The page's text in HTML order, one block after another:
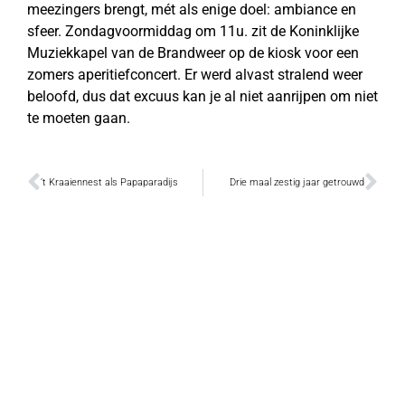
meezingers brengt, mét als enige doel: ambiance en
sfeer. Zondagvoormiddag om 11u. zit de Koninklijke
Muziekkapel van de Brandweer op de kiosk voor een
zomers aperitiefconcert. Er werd alvast stralend weer
beloofd, dus dat excuus kan je al niet aanrijpen om niet
te moeten gaan.
’t Kraaiennest als Papaparadijs Drie maal zestig jaar getrouwd